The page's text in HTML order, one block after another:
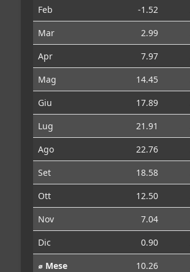
Feb
-1.52
Mar
2.99
Apr
7.97
Mag
14.45
Giu
17.89
Lug
21.91
Ago
22.76
Set
18.58
Ott
12.50
Nov
7.04
Dic
0.90
⌀ Mese
10.26